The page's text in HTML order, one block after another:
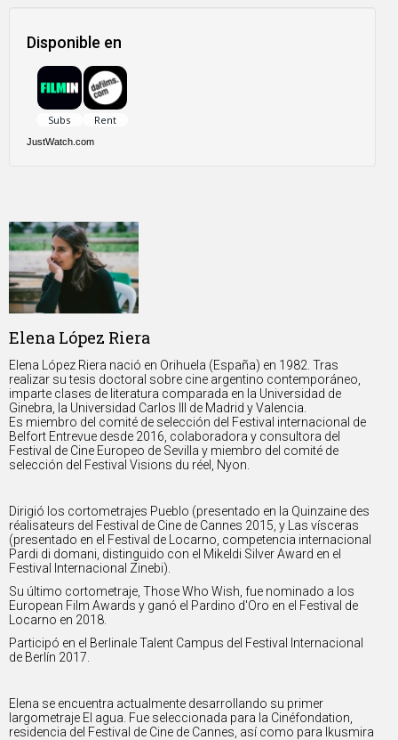
Disponible en
JustWatch.com
Elena López Riera
Elena López Riera nació en Orihuela (España) en 1982. Tras
realizar su tesis doctoral sobre cine argentino contemporáneo,
imparte clases de literatura comparada en la Universidad de
Ginebra, la Universidad Carlos III de Madrid y Valencia.
Es miembro del comité de selección del Festival internacional de
Belfort Entrevue desde 2016, colaboradora y consultora del
Festival de Cine Europeo de Sevilla y miembro del comité de
selección del Festival Visions du réel, Nyon.
Dirigió los cortometrajes Pueblo (presentado en la Quinzaine des
réalisateurs del Festival de Cine de Cannes 2015, y Las vísceras
(presentado en el Festival de Locarno, competencia internacional
Pardi di domani, distinguido con el Mikeldi Silver Award en el
Festival Internacional Zinebi).
Su último cortometraje, Those Who Wish, fue nominado a los
European Film Awards y ganó el Pardino d'Oro en el Festival de
Locarno en 2018.
Participó en el Berlinale Talent Campus del Festival Internacional
de Berlín 2017.
Elena se encuentra actualmente desarrollando su primer
largometraje El agua. Fue seleccionada para la Cinéfondation,
residencia del Festival de Cine de Cannes, así como para Ikusmira